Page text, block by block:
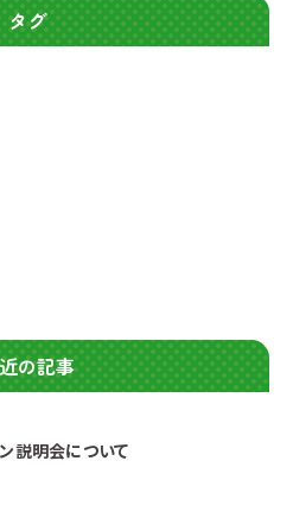
（土）２６日（日） ☆体験メ
間☆ 新型コロナウイルス感染拡大
ごとに少人数制で開催します！ ※
タグ
の記事
説明会について